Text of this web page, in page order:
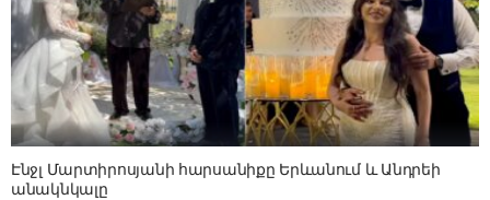
Էնջլ Մարտիրոսյանի հարսանիքը Երևանում և Անդրեի
անակնկալը